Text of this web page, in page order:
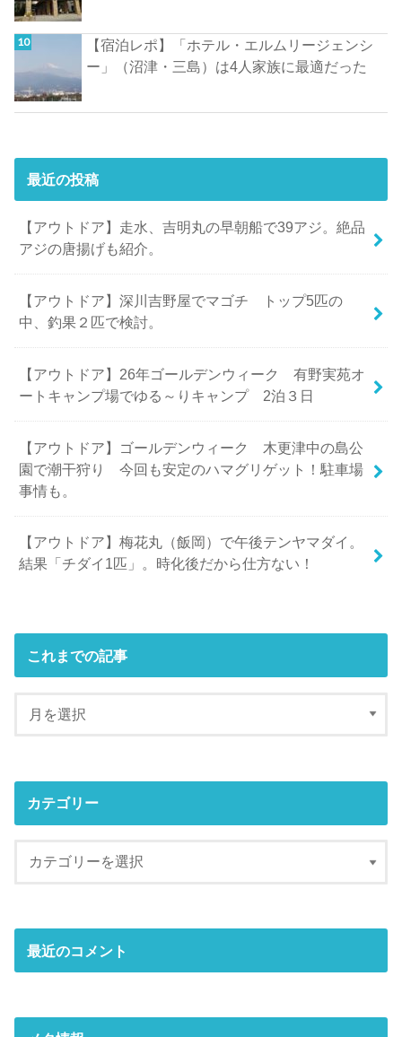
【宿泊レポ】「ホテル・エルムリージェンシ
ー」（沼津・三島）は4人家族に最適だった
最近の投稿
【アウトドア】走水、吉明丸の早朝船で39アジ。絶品
アジの唐揚げも紹介。
【アウトドア】深川吉野屋でマゴチ トップ5匹の
中、釣果２匹で検討。
【アウトドア】26年ゴールデンウィーク 有野実苑オ
ートキャンプ場でゆる～りキャンプ 2泊３日
【アウトドア】ゴールデンウィーク 木更津中の島公
園で潮干狩り 今回も安定のハマグリゲット！駐車場
事情も。
【アウトドア】梅花丸（飯岡）で午後テンヤマダイ。
結果「チダイ1匹」。時化後だから仕方ない！
これまでの記事
カテゴリー
最近のコメント